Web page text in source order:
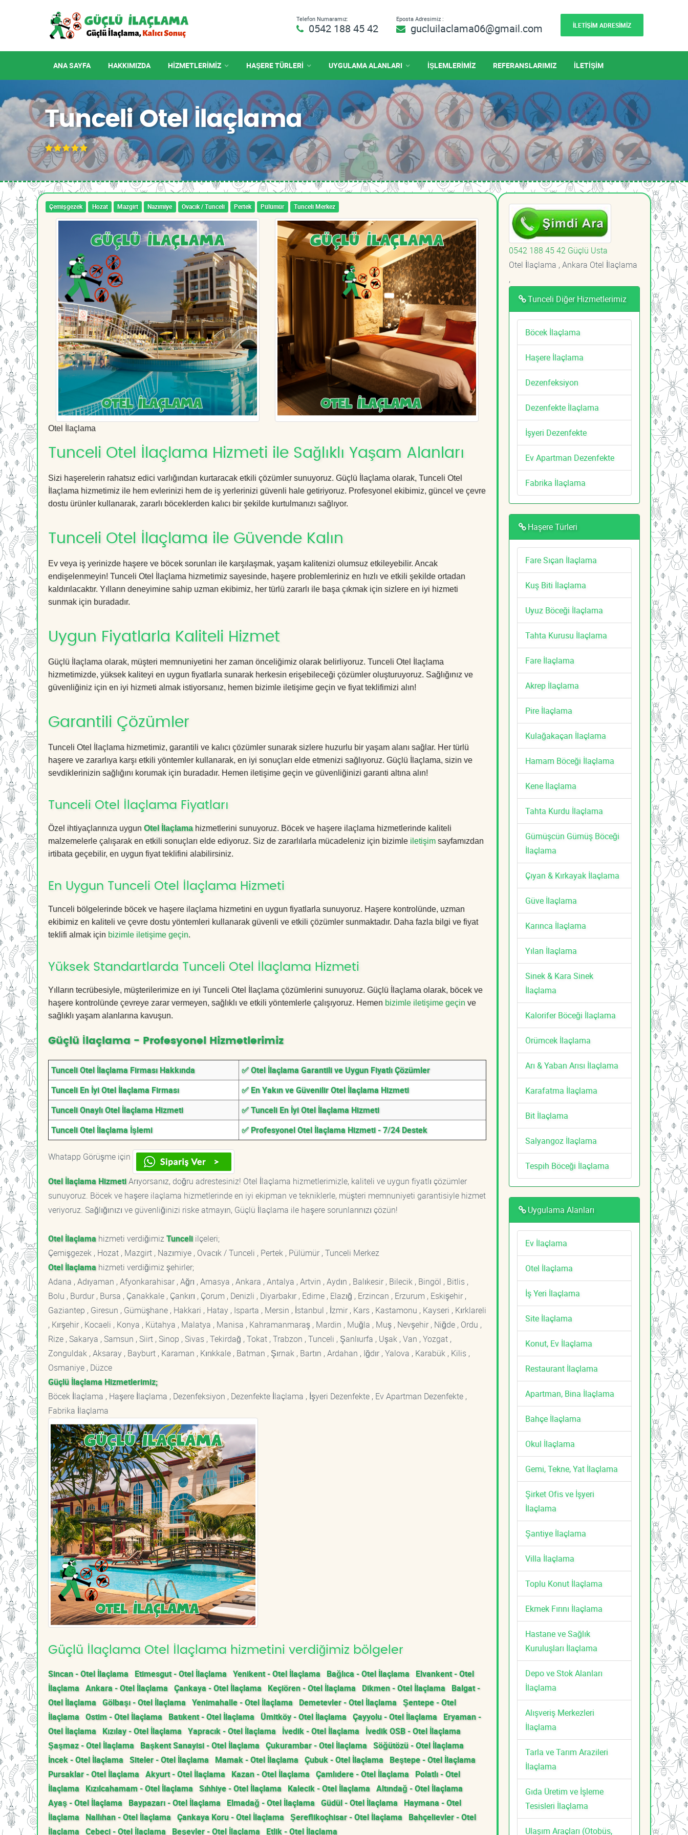
Telefon Numaramız:
0542 188 45 42
Eposta Adresimiz :
gucluilaclama06@gmail.com İLETİŞİM ADRESİMİZ
ANA SAYFA HAKKIMIZDA HIZMETLERIMIZ HAŞERE TÜRLERİ UYGULAMA ALANLARI İŞLEMLERİMİZ REFERANSLARIMIZ İLETİŞİM
Tunceli Otel İlaçlama
Çemişgezek Hozat Mazgirt Nazımiye Ovacık / Tunceli Pertek Pülümür Tunceli Merkez
Otel İlaçlama
Tunceli Otel İlaçlama Hizmeti ile Sağlıklı Yaşam Alanları
Sizi haşerelerin rahatsız edici varlığından kurtaracak etkili çözümler sunuyoruz. Güçlü İlaçlama olarak, Tunceli Otel
İlaçlama hizmetimiz ile hem evlerinizi hem de iş yerlerinizi güvenli hale getiriyoruz. Profesyonel ekibimiz, güncel ve çevre
dostu ürünler kullanarak, zararlı böceklerden kalıcı bir şekilde kurtulmanızı sağlıyor.
Tunceli Otel İlaçlama ile Güvende Kalın
Ev veya iş yerinizde haşere ve böcek sorunları ile karşılaşmak, yaşam kalitenizi olumsuz etkileyebilir. Ancak
endişelenmeyin! Tunceli Otel İlaçlama hizmetimiz sayesinde, haşere problemleriniz en hızlı ve etkili şekilde ortadan
kaldırılacaktır. Yılların deneyimine sahip uzman ekibimiz, her türlü zararlı ile başa çıkmak için sizlere en iyi hizmeti
sunmak için buradadır.
Uygun Fiyatlarla Kaliteli Hizmet
Güçlü İlaçlama olarak, müşteri memnuniyetini her zaman önceliğimiz olarak belirliyoruz. Tunceli Otel İlaçlama
hizmetimizde, yüksek kaliteyi en uygun fiyatlarla sunarak herkesin erişebileceği çözümler oluşturuyoruz. Sağlığınız ve
güvenliğiniz için en iyi hizmeti almak istiyorsanız, hemen bizimle iletişime geçin ve fiyat teklifimizi alın!
Garantili Çözümler
Tunceli Otel İlaçlama hizmetimiz, garantili ve kalıcı çözümler sunarak sizlere huzurlu bir yaşam alanı sağlar. Her türlü
haşere ve zararlıya karşı etkili yöntemler kullanarak, en iyi sonuçları elde etmenizi sağlıyoruz. Güçlü İlaçlama, sizin ve
sevdiklerinizin sağlığını korumak için buradadır. Hemen iletişime geçin ve güvenliğinizi garanti altına alın!
Tunceli Otel İlaçlama Fiyatları
Özel ihtiyaçlarınıza uygun Otel İlaçlamahizmetlerini sunuyoruz. Böcek ve haşere ilaçlama hizmetlerinde kaliteli
malzemelerle çalışarak en etkili sonuçları elde ediyoruz. Siz de zararlılarla mücadeleniz için bizimle iletişim sayfamızdan
irtibata geçebilir, en uygun fiyat teklifini alabilirsiniz.
En Uygun Tunceli Otel İlaçlama Hizmeti
Tunceli bölgelerinde böcek ve haşere ilaçlama hizmetini en uygun fiyatlarla sunuyoruz. Haşere kontrolünde, uzman
ekibimiz en kaliteli ve çevre dostu yöntemleri kullanarak güvenli ve etkili çözümler sunmaktadır. Daha fazla bilgi ve fiyat
teklifi almak için bizimle iletişime geçin.
Yüksek Standartlarda Tunceli Otel İlaçlama Hizmeti
Yılların tecrübesiyle, müşterilerimize en iyi Tunceli Otel İlaçlama çözümlerini sunuyoruz. Güçlü İlaçlama olarak, böcek ve
haşere kontrolünde çevreye zarar vermeyen, sağlıklı ve etkili yöntemlerle çalışıyoruz. Hemen bizimle iletişime geçin ve
sağlıklı yaşam alanlarına kavuşun.
Güçlü İlaçlama - Profesyonel Hizmetlerimiz
Tunceli Otel İlaçlama Firması Hakkında
✅ Otel İlaçlama Garantili ve Uygun Fiyatlı Çözümler
Tunceli En İyi Otel İlaçlama Firması
✅ En Yakın ve Güvenilir Otel İlaçlama Hizmeti
Tunceli Onaylı Otel İlaçlama Hizmeti
✅ Tunceli En İyi Otel İlaçlama Hizmeti
Tunceli Otel İlaçlama İşlemi
✅ Profesyonel Otel İlaçlama Hizmeti - 7/24 Destek
Whatapp Görüşme için
Otel İlaçlama HizmetiArıyorsanız, doğru adrestesiniz! Otel İlaçlama hizmetlerimizle, kaliteli ve uygun fiyatlı çözümler
sunuyoruz. Böcek ve haşere ilaçlama hizmetlerinde en iyi ekipman ve tekniklerle, müşteri memnuniyeti garantisiyle hizmet
veriyoruz. Sağlığınızı ve güvenliğinizi riske atmayın, Güçlü İlaçlama ile haşere sorunlarınızı çözün!
Otel İlaçlama hizmeti verdiğimizTunceliilçeleri;
Çemişgezek , Hozat , Mazgirt , Nazımiye , Ovacık / Tunceli , Pertek , Pülümür , Tunceli Merkez
Otel İlaçlama hizmeti verdiğimiz şehirler;
Adana , Adıyaman , Afyonkarahisar , Ağrı , Amasya , Ankara , Antalya , Artvin , Aydın , Balıkesir , Bilecik , Bingöl , Bitlis ,
Bolu , Burdur , Bursa , Çanakkale , Çankırı , Çorum , Denizli , Diyarbakır , Edirne , Elazığ , Erzincan , Erzurum , Eskişehir ,
Gaziantep , Giresun , Gümüşhane , Hakkari , Hatay , Isparta , Mersin , İstanbul , İzmir , Kars , Kastamonu , Kayseri , Kırklareli
, Kırşehir , Kocaeli , Konya , Kütahya , Malatya , Manisa , Kahramanmaraş , Mardin , Muğla , Muş , Nevşehir , Niğde , Ordu ,
Rize , Sakarya , Samsun , Siirt , Sinop , Sivas , Tekirdağ , Tokat , Trabzon , Tunceli , Şanlıurfa , Uşak , Van , Yozgat ,
Zonguldak , Aksaray , Bayburt , Karaman , Kırıkkale , Batman , Şırnak , Bartın , Ardahan , Iğdır , Yalova , Karabük , Kilis ,
Osmaniye , Düzce
Güçlü İlaçlama Hizmetlerimiz;
Böcek İlaçlama , Haşere İlaçlama , Dezenfeksiyon , Dezenfekte İlaçlama , İşyeri Dezenfekte , Ev Apartman Dezenfekte ,
Fabrika İlaçlama
Güçlü İlaçlama Otel İlaçlama hizmetini verdiğimiz bölgeler
Sincan - Otel İlaçlama Etimesgut - Otel İlaçlama Yenikent - Otel İlaçlama Bağlıca - Otel İlaçlama Elvankent - Otel
İlaçlama Ankara - Otel İlaçlama Çankaya - Otel İlaçlama Keçiören - Otel İlaçlama Dikmen - Otel İlaçlama Balgat -
Otel İlaçlama Gölbaşı - Otel İlaçlama Yenimahalle - Otel İlaçlama Demetevler - Otel İlaçlama Şentepe - Otel
İlaçlama Ostim - Otel İlaçlama Batıkent - Otel İlaçlama Ümitköy - Otel İlaçlama Çayyolu - Otel İlaçlama Eryaman -
Otel İlaçlama Kızılay - Otel İlaçlama Yapracık - Otel İlaçlama İvedik - Otel İlaçlama İvedik OSB - Otel İlaçlama
Şaşmaz - Otel İlaçlama Başkent Sanayisi - Otel İlaçlama Çukurambar - Otel İlaçlama Söğütözü - Otel İlaçlama
İncek - Otel İlaçlama Siteler - Otel İlaçlama Mamak - Otel İlaçlama Çubuk - Otel İlaçlama Beştepe - Otel İlaçlama
Pursaklar - Otel İlaçlama Akyurt - Otel İlaçlama Kazan - Otel İlaçlama Çamlıdere - Otel İlaçlama Polatlı - Otel
İlaçlama Kızılcahamam - Otel İlaçlama Sıhhiye - Otel İlaçlama Kalecik - Otel İlaçlama Altındağ - Otel İlaçlama
Ayaş - Otel İlaçlama Baypazarı - Otel İlaçlama Elmadağ - Otel İlaçlama Güdül - Otel İlaçlama Haymana - Otel
İlaçlama Nallıhan - Otel İlaçlama Çankaya Koru - Otel İlaçlama Şereflikoçhisar - Otel İlaçlama Bahçelievler - Otel
İlaçlama Cebeci - Otel İlaçlama Beşevler - Otel İlaçlama Etlik - Otel İlaçlama
0542 188 45 42 Güçlü Usta
Otel İlaçlama , Ankara Otel İlaçlama
,
Tunceli Diğer Hizmetlerimiz
Böcek İlaçlama
Haşere İlaçlama
Dezenfeksiyon
Dezenfekte İlaçlama
İşyeri Dezenfekte
Ev Apartman Dezenfekte
Fabrika İlaçlama
Haşere Türleri
Fare Sıçan İlaçlama
Kuş Biti İlaçlama
Uyuz Böceği İlaçlama
Tahta Kurusu İlaçlama
Fare İlaçlama
Akrep İlaçlama
Pire İlaçlama
Kulağakaçan İlaçlama
Hamam Böceği İlaçlama
Kene İlaçlama
Tahta Kurdu İlaçlama
Gümüşcün Gümüş Böceği
İlaçlama
Çıyan & Kırkayak İlaçlama
Güve İlaçlama
Karınca İlaçlama
Yılan İlaçlama
Sinek & Kara Sinek
İlaçlama
Kalorifer Böceği İlaçlama
Örümcek İlaçlama
Arı & Yaban Arısı İlaçlama
Karafatma İlaçlama
Bit İlaçlama
Salyangoz İlaçlama
Tespih Böceği İlaçlama
Uygulama Alanları
Ev İlaçlama
Otel İlaçlama
İş Yeri İlaçlama
Site İlaçlama
Konut, Ev İlaçlama
Restaurant İlaçlama
Apartman, Bina İlaçlama
Bahçe İlaçlama
Okul İlaçlama
Gemi, Tekne, Yat İlaçlama
Şirket Ofis ve İşyeri
İlaçlama
Şantiye İlaçlama
Villa İlaçlama
Toplu Konut İlaçlama
Ekmek Fırını İlaçlama
Hastane ve Sağlık
Kuruluşları İlaçlama
Depo ve Stok Alanları
İlaçlama
Alışveriş Merkezleri
İlaçlama
Tarla ve Tarım Arazileri
İlaçlama
Gıda Üretim ve İşleme
Tesisleri İlaçlama
Ulaşım Araçları (Otobüs,